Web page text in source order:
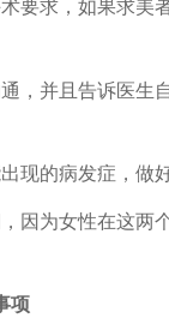
要求，如果求美
，并且告诉医生
现的病发症，做
因为女性在这两
项